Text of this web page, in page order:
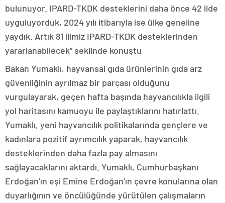
bulunuyor. IPARD-TKDK desteklerini daha önce 42 ilde
uyguluyorduk, 2024 yılı itibarıyla ise ülke geneline
yaydık. Artık 81 ilimiz IPARD-TKDK desteklerinden
yararlanabilecek” şeklinde konuştu
Bakan Yumaklı, hayvansal gıda ürünlerinin gıda arz
güvenliğinin ayrılmaz bir parçası olduğunu
vurgulayarak, geçen hafta başında hayvancılıkla ilgili
yol haritasını kamuoyu ile paylaştıklarını hatırlattı.
Yumaklı, yeni hayvancılık politikalarında gençlere ve
kadınlara pozitif ayrımcılık yaparak, hayvancılık
desteklerinden daha fazla pay almasını
sağlayacaklarını aktardı. Yumaklı, Cumhurbaşkanı
Erdoğan’ın eşi Emine Erdoğan’ın çevre konularına olan
duyarlığının ve öncülüğünde yürütülen çalışmaların